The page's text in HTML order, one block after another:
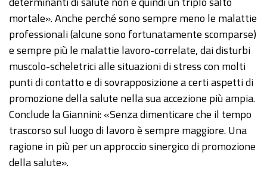
mortale». Anche perché sono sempre meno le malattie
professionali (alcune sono fortunatamente scomparse)
e sempre più le malattie lavoro-correlate, dai disturbi
muscolo-scheletrici alle situazioni di stress con molti
punti di contatto e di sovrapposizione a certi aspetti di
promozione della salute nella sua accezione più ampia.
Conclude la Giannini: «Senza dimenticare che il tempo
trascorso sul luogo di lavoro è sempre maggiore. Una
ragione in più per un approccio sinergico di promozione
della salute».